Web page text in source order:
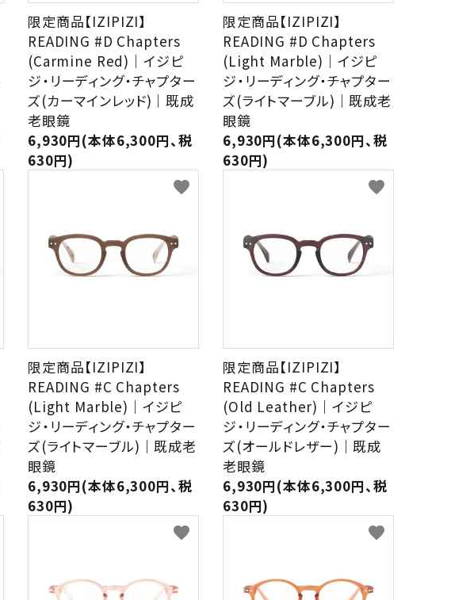
限定商品【IZIPIZI】
READING #D Chapters
(Carmine Red)｜イジピ
ジ・リーディング・チャプター
ズ(カーマインレッド)｜既成
老眼鏡
6,930円(本体6,300円、税
630円)
限定商品【IZIPIZI】
READING #D Chapters
(Light Marble)｜イジピ
ジ・リーディング・チャプター
ズ(ライトマーブル)｜既成老
眼鏡
6,930円(本体6,300円、税
630円)
限定商品【IZIPIZI】
READING #C Chapters
(Light Marble)｜イジピ
ジ・リーディング・チャプター
ズ(ライトマーブル)｜既成老
眼鏡
6,930円(本体6,300円、税
630円)
favorite
限定商品【IZIPIZI】
READING #C Chapters
(Old Leather)｜イジピ
ジ・リーディング・チャプター
ズ(オールドレザー)｜既成
老眼鏡
6,930円(本体6,300円、税
630円)
favorite
favorite favorite